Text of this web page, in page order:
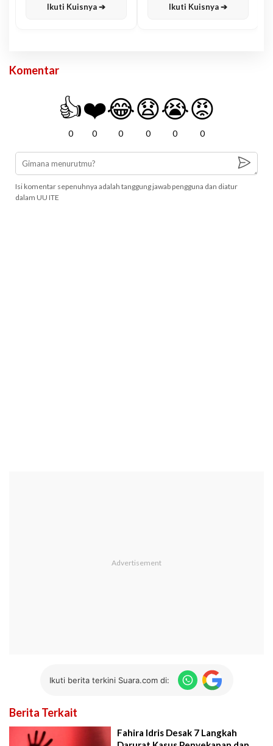
Ikuti Kuisnya ➔ Ikuti Kuisnya ➔
Komentar
👍
0
❤️
0
😂
0
😧
0
😭
0
😡
0
Isi komentar sepenuhnya adalah tanggung jawab pengguna dan diatur
dalam UU ITE
Ikuti berita terkini Suara.com di:
Berita Terkait
Fahira Idris Desak 7 Langkah